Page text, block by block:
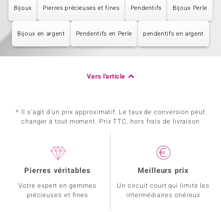
Bijoux Pierres précieuses et fines Pendentifs Bijoux Perle
Bijoux en argent Pendentifs en Perle pendentifs en argent
Vers l'article
* Il s'agit d'un prix approximatif. Le taux de conversion peut
changer à tout moment. Prix TTC, hors frais de livraison
Pierres véritables
Votre expert en gemmes
précieuses et fines
Meilleurs prix
Un circuit court qui limite les
intermédiaires onéreux